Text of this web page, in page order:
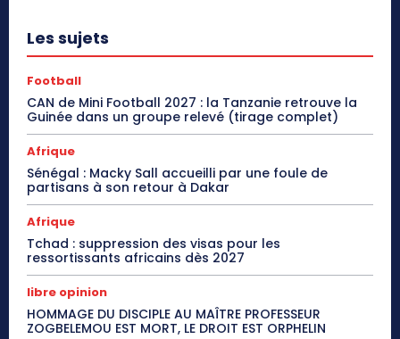
Les sujets
Football
CAN de Mini Football 2027 : la Tanzanie retrouve la
Guinée dans un groupe relevé (tirage complet)
Afrique
Sénégal : Macky Sall accueilli par une foule de
partisans à son retour à Dakar
Afrique
Tchad : suppression des visas pour les
ressortissants africains dès 2027
libre opinion
HOMMAGE DU DISCIPLE AU MAÎTRE PROFESSEUR
ZOGBELEMOU EST MORT, LE DROIT EST ORPHELIN